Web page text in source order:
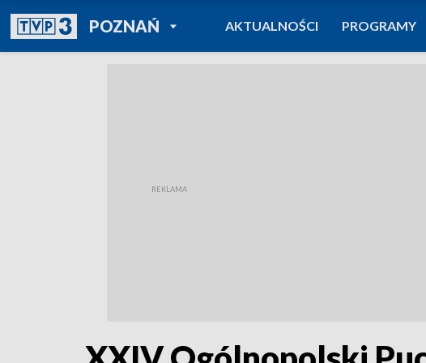
POZNAŃPOWRÓT DO
TVP REGIONY
AKTUALNOŚCI PROGRAMY